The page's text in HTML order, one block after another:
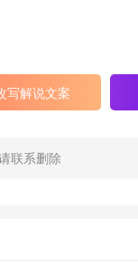
响]
反抗。女儿用手
写解说文案
联系删除